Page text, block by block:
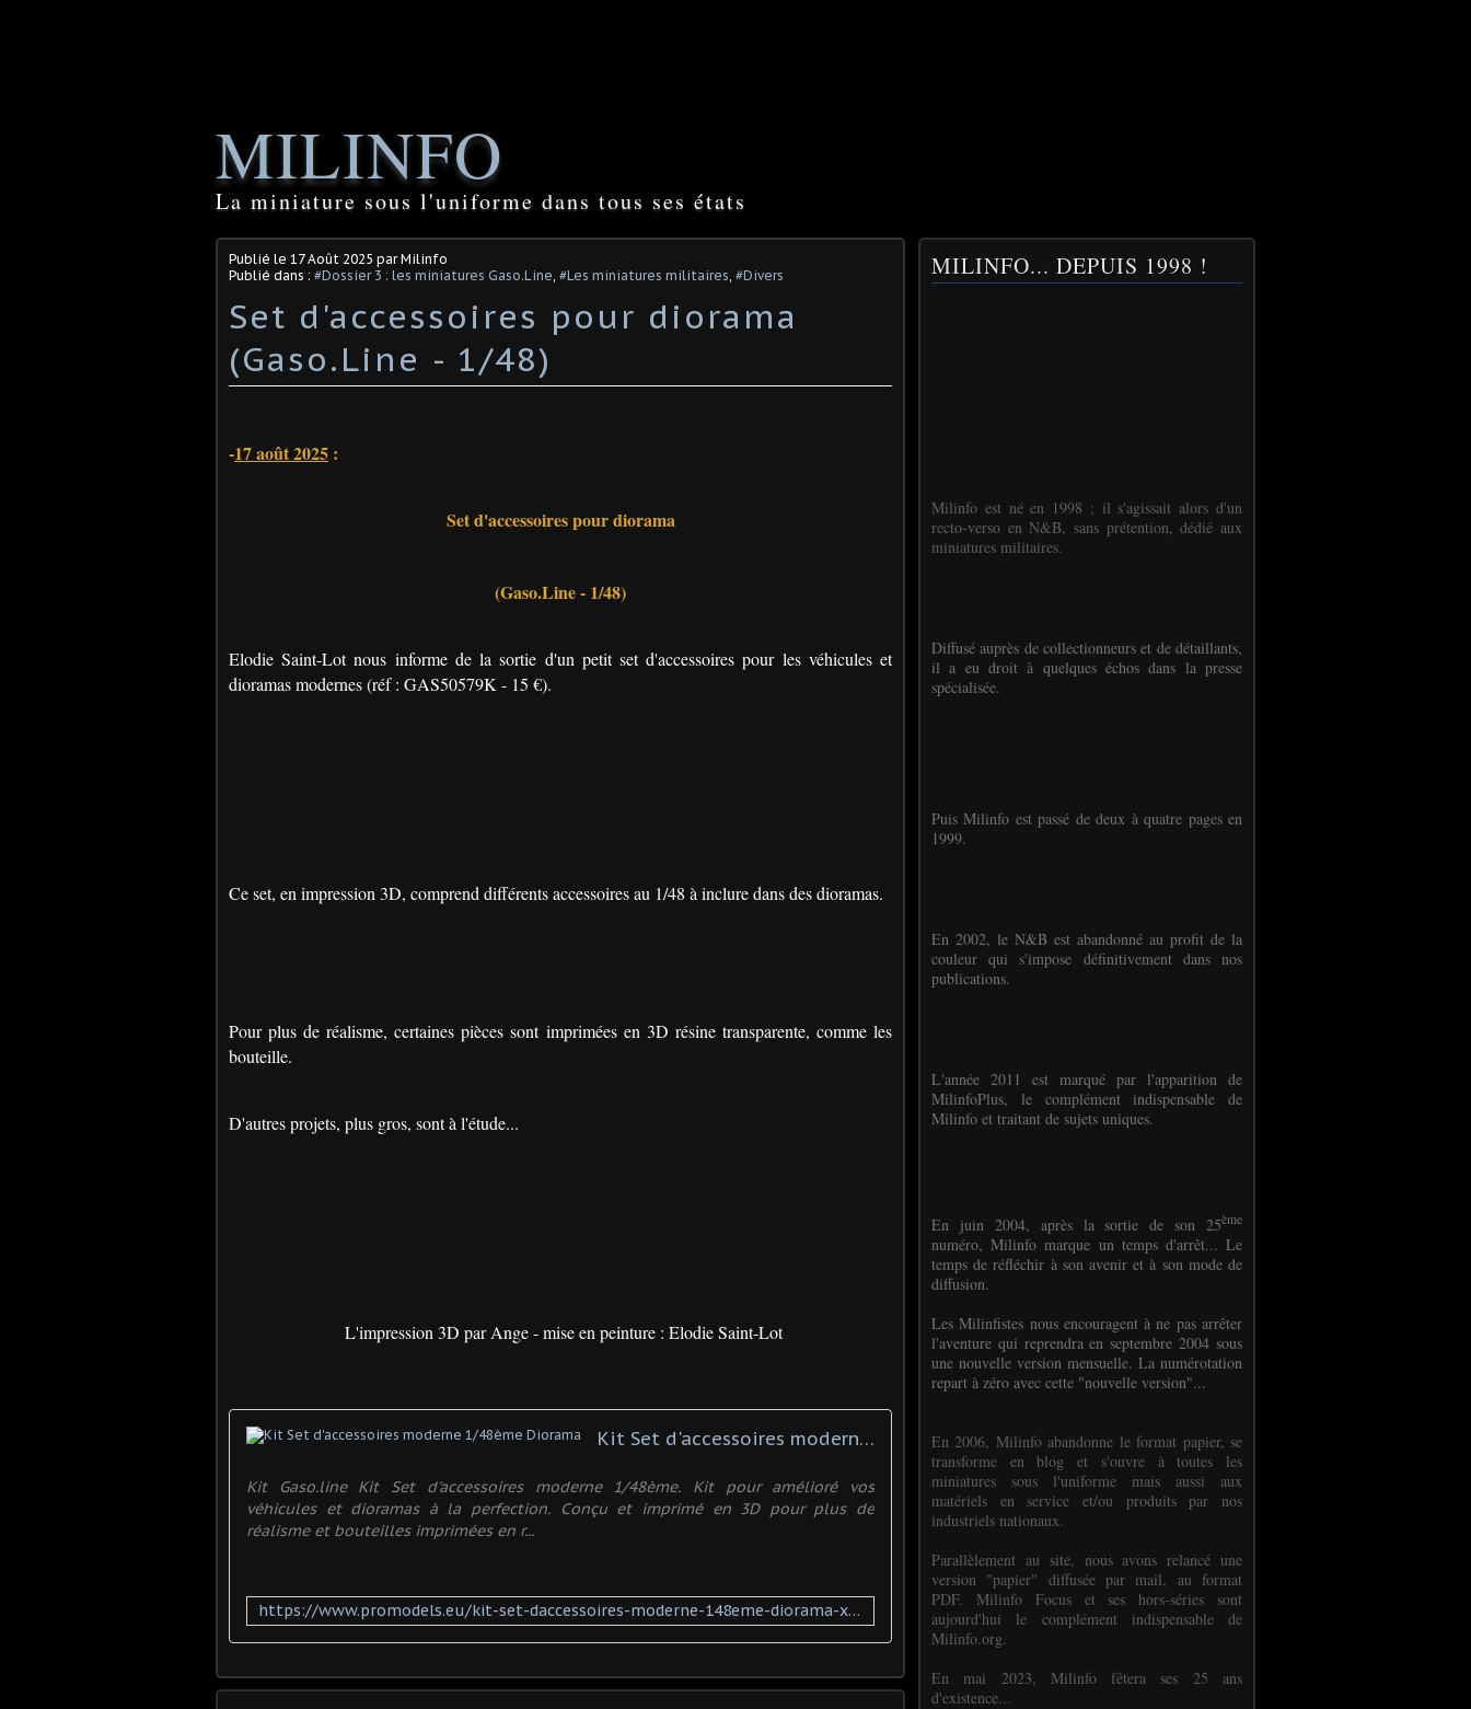
MILINFO
La miniature sous l'uniforme dans tous ses états
Publié le 17 Août 2025 par Milinfo
Publié dans : #Dossier 3 : les miniatures Gaso.Line, #Les miniatures militaires, #Divers
Set d'accessoires pour diorama
(Gaso.Line - 1/48)
-17 août 2025 :
Set d'accessoires pour diorama
(Gaso.Line - 1/48)
Elodie Saint-Lot nous informe de la sortie d'un petit set d'accessoires pour les véhicules et
dioramas modernes (réf : GAS50579K - 15 €).
Ce set, en impression 3D, comprend différents accessoires au 1/48 à inclure dans des dioramas.
Pour plus de réalisme, certaines pièces sont imprimées en 3D résine transparente, comme les
bouteille.
D'autres projets, plus gros, sont à l'étude...
L'impression 3D par Ange - mise en peinture : Elodie Saint-Lot
Kit Set d'accessoires moderne 1/48ème Diorama
Kit Gaso.line Kit Set d'accessoires moderne 1/48ème. Kit pour amélioré vos
véhicules et dioramas à la perfection. Conçu et imprimé en 3D pour plus de
réalisme et bouteilles imprimées en r...
https://www.promodels.eu/kit-set-daccessoires-moderne-148eme-diorama-xml-352_362_385-4856.html
MILINFO... DEPUIS 1998 !
Milinfo est né en 1998 ; il s'agissait alors d'un
recto-verso en N&B, sans prétention, dédié aux
miniatures militaires.
Diffusé auprès de collectionneurs et de détaillants,
il a eu droit à quelques échos dans la presse
spécialisée.
Puis Milinfo est passé de deux à quatre pages en
1999.
En 2002, le N&B est abandonné au profit de la
couleur qui s'impose définitivement dans nos
publications.
L'année 2011 est marqué par l'apparition de
MilinfoPlus, le complément indispensable de
Milinfo et traitant de sujets uniques.
En juin 2004, après la sortie de son 25ème
numéro, Milinfo marque un temps d'arrêt... Le
temps de réfléchir à son avenir et à son mode de
diffusion.
Les Milinfistes nous encouragent à ne pas arrêter
l'aventure qui reprendra en septembre 2004 sous
une nouvelle version mensuelle. La numérotation
repart à zéro avec cette "nouvelle version"...
En 2006, Milinfo abandonne le format papier, se
transforme en blog et s'ouvre à toutes les
miniatures sous l'uniforme mais aussi aux
matériels en service et/ou produits par nos
industriels nationaux.
Parallèlement au site, nous avons relancé une
version "papier" diffusée par mail, au format
PDF. Milinfo Focus et ses hors-séries sont
aujourd'hui le complément indispensable de
Milinfo.org.
En mai 2023, Milinfo fêtera ses 25 ans
d'existence...